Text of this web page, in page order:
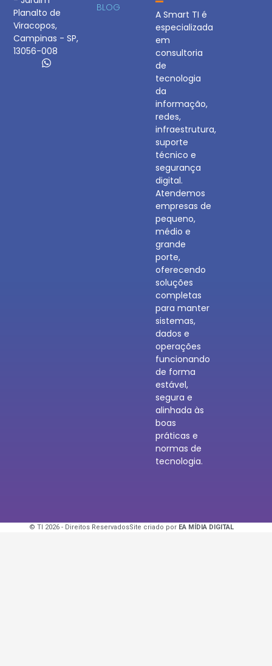
Planalto de
Viracopos,
Campinas - SP,
13056-008
A Smart TI é
especializada
em
consultoria
de
tecnologia
da
informação,
redes,
infraestrutura,
suporte
técnico e
segurança
digital.
Atendemos
empresas de
pequeno,
médio e
grande
porte,
oferecendo
soluções
completas
para manter
sistemas,
dados e
operações
funcionando
de forma
estável,
segura e
alinhada às
boas
práticas e
normas de
tecnologia.
BLOG
© TI 2026 - Direitos ReservadosSite criado por EA MÍDIA DIGITAL